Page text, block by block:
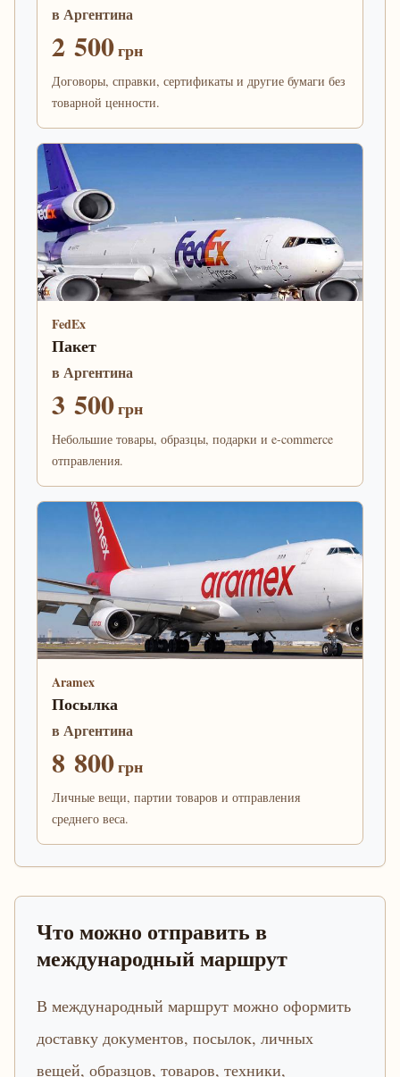
в Аргентина
2 500грн
Договоры, справки, сертификаты и другие бумаги без
товарной ценности.
FedEx
Пакет
в Аргентина
3 500грн
Небольшие товары, образцы, подарки и e-commerce
отправления.
Aramex
Посылка
в Аргентина
8 800грн
Личные вещи, партии товаров и отправления
среднего веса.
Что можно отправить в
международный маршрут
В международный маршрут можно оформить
доставку документов, посылок, личных
вещей, образцов, товаров, техники,